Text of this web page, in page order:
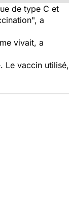
de type C et
a
vivait, a
Le vaccin utilisé,